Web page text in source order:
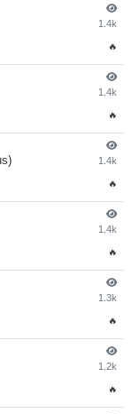
1.4k
🔥
1.4k
🔥
1.4k
🔥
1.4k
🔥
1.3k
🔥
1.2k
🔥